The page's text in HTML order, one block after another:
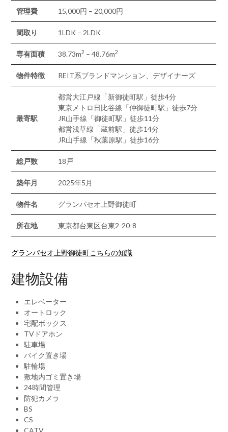
管理費 15,000円 – 20,000円
間取り 1LDK – 2LDK
専有面積 38.73m2 – 48.76m2
物件特徴 REIT系ブランドマンション、デザイナーズ
最寄駅
都営大江戸線「新御徒町駅」徒歩4分
東京メトロ日比谷線「仲御徒町駅」徒歩7分
JR山手線「御徒町駅」徒歩11分
都営浅草線「蔵前駅」徒歩14分
JR山手線「秋葉原駅」徒歩16分
総戸数 18戸
築年月 2025年5月
物件名 グランパセオ上野御徒町
所在地 東京都台東区台東2-20-8
グランパセオ上野御徒町こちらの知識
建物設備
エレベーター
オートロック
宅配ボックス
TVドアホン
駐車場
バイク置き場
駐輪場
敷地内ゴミ置き場
24時間管理
防犯カメラ
BS
CS
CATV